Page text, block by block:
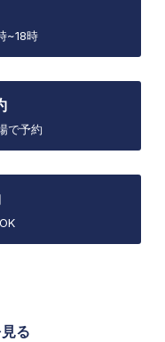
~18時
で予約
る